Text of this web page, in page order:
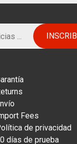
Fees
de privacidad
días de prueba